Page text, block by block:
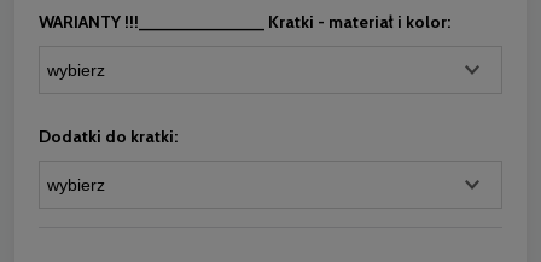
WARIANTY !!!_____________ Kratki - materiał i kolor:
Dodatki do kratki: